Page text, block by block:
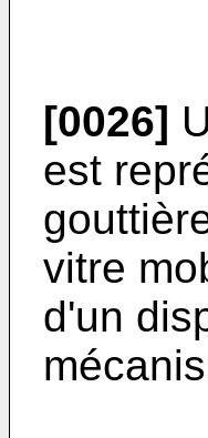
[0026]
est
vitre
d'un